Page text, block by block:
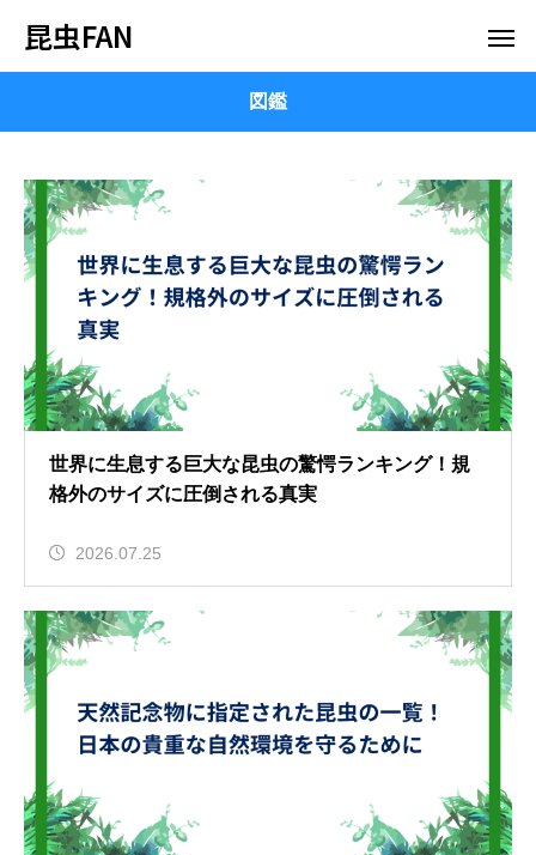
昆虫FAN
図鑑
世界に生息する巨大な昆虫の驚愕ランキング！規
格外のサイズに圧倒される真実
2026.07.25